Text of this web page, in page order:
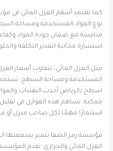
كما تعتمد أسعار العزل المائي في
نوع المواد المستخدمة ومساحة
منافسة مع ضمان جودة المواد
استشارة مجانية لتقدير التكلفة
مثل العزل المائي، تتفاوت أسعار
المستخدمة ومساحة السطح.
اسطح بالرياض أحدث التقنيات
ممكنة. تساهم هذه العوازل في
استثمارًا مهمًا لكل صاحب منزل أو
مؤسسة رمز الصفا تتميز بسمعتها
العزل المائي والحراري. تقدم